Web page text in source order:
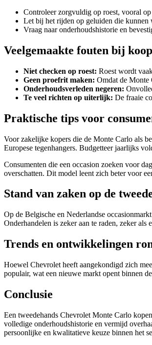
Controleer zorgvuldig op roest, vooral
Let bij het rijden op geluiden die kunnen
Vraag naar onderhoudshistorie en
Veelgemaakte fouten bij
Niet checken op roest: Roest wordt
Geen proefrit maken: Omdat de Monte
Onderhoudsverleden negeren:
Te veel richten op uiterlijk: De fraaie
Praktische tips voor
Voor zakelijke kopers die de Monte Carlo als
Europese tegenhangers. Budgetteer jaarlijks
Consumenten die een occasion zoeken voor
overschatten. Dit model leent zich beter voor
Stand van zaken op de
Op de Belgische en Nederlandse
Onderhandelen is zeker aan te raden, zeker
Trends en ontwikkelingen
Hoewel Chevrolet heeft aangekondigd zich
populair, wat een nieuwe markt opent binnen
Conclusie
Een tweedehands Chevrolet Monte Carlo
volledige onderhoudshistorie en vermijd
persoonlijke en kwalitatieve keuze binnen het